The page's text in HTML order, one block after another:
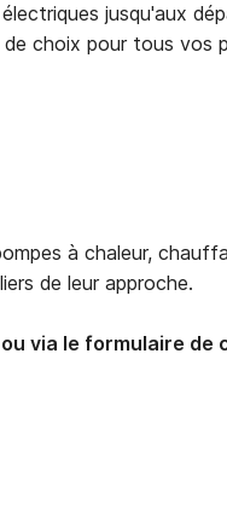
jusqu'aux
choix pour tous vos
à chaleur,
de leur approche.
via le formulaire de